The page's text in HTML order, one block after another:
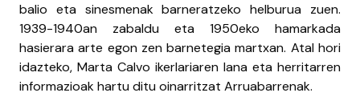
balio eta sinesmenak barneratzeko helburua zuen.
1939-1940an zabaldu eta 1950eko hamarkada
hasierara arte egon zen barnetegia martxan. Atal hori
idazteko, Marta Calvo ikerlariaren lana eta herritarren
informazioak hartu ditu oinarritzat Arruabarrenak.